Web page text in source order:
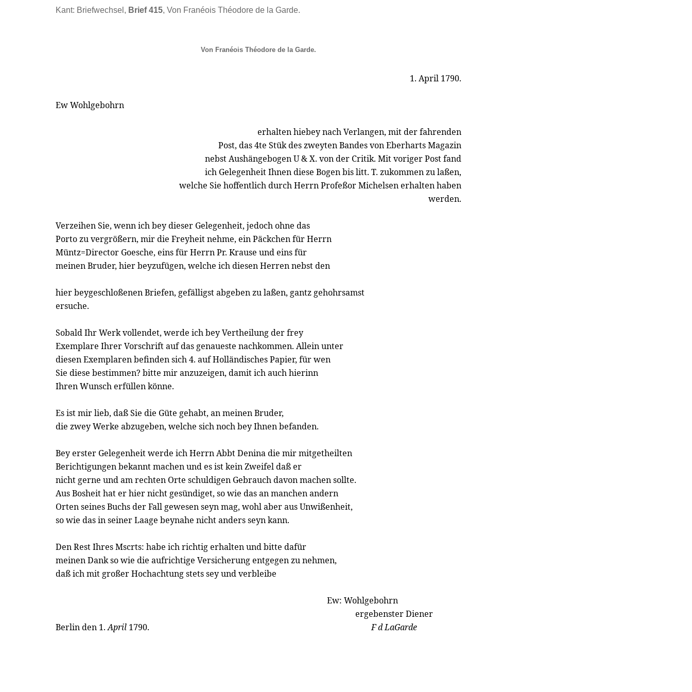
Kant: Briefwechsel, Brief 415, Von Franéois Théodore de la Garde.
Von Franéois Théodore de la Garde.
1. April 1790.
Ew Wohlgebohrn
erhalten hiebey nach Verlangen, mit der fahrenden
Post, das 4te Stük des zweyten Bandes von Eberharts Magazin
nebst Aushängebogen U & X. von der Critik. Mit voriger Post fand
ich Gelegenheit Ihnen diese Bogen bis litt. T. zukommen zu laßen,
welche Sie hoffentlich durch Herrn Profeßor Michelsen erhalten haben
werden.
Verzeihen Sie, wenn ich bey dieser Gelegenheit, jedoch ohne das
Porto zu vergrößern, mir die Freyheit nehme, ein Päckchen für Herrn
Müntz=Director Goesche, eins für Herrn Pr. Krause und eins für
meinen Bruder, hier beyzufügen, welche ich diesen Herren nebst den
hier beygeschloßenen Briefen, gefälligst abgeben zu laßen, gantz gehohrsamst
ersuche.
Sobald Ihr Werk vollendet, werde ich bey Vertheilung der frey
Exemplare Ihrer Vorschrift auf das genaueste nachkommen. Allein unter
diesen Exemplaren befinden sich 4. auf Holländisches Papier, für wen
Sie diese bestimmen? bitte mir anzuzeigen, damit ich auch hierinn
Ihren Wunsch erfüllen könne.
Es ist mir lieb, daß Sie die Güte gehabt, an meinen Bruder,
die zwey Werke abzugeben, welche sich noch bey Ihnen befanden.
Bey erster Gelegenheit werde ich Herrn Abbt Denina die mir mitgetheilten
Berichtigungen bekannt machen und es ist kein Zweifel daß er
nicht gerne und am rechten Orte schuldigen Gebrauch davon machen sollte.
Aus Bosheit hat er hier nicht gesündiget, so wie das an manchen andern
Orten seines Buchs der Fall gewesen seyn mag, wohl aber aus Unwißenheit,
so wie das in seiner Laage beynahe nicht anders seyn kann.
Den Rest Ihres Mscrts: habe ich richtig erhalten und bitte dafür
meinen Dank so wie die aufrichtige Versicherung entgegen zu nehmen,
daß ich mit großer Hochachtung stets sey und verbleibe
Ew: Wohlgebohrn
ergebenster Diener
Berlin den 1.April 1790. F d LaGarde